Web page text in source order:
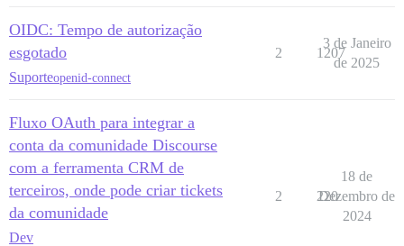
OIDC: Tempo de autorização
esgotado
Suporteopenid-connect
2 1207
3 de Janeiro
de 2025
Fluxo OAuth para integrar a
conta da comunidade Discourse
com a ferramenta CRM de
terceiros, onde pode criar tickets
da comunidade
Dev
2 220
18 de
Dezembro de
2024